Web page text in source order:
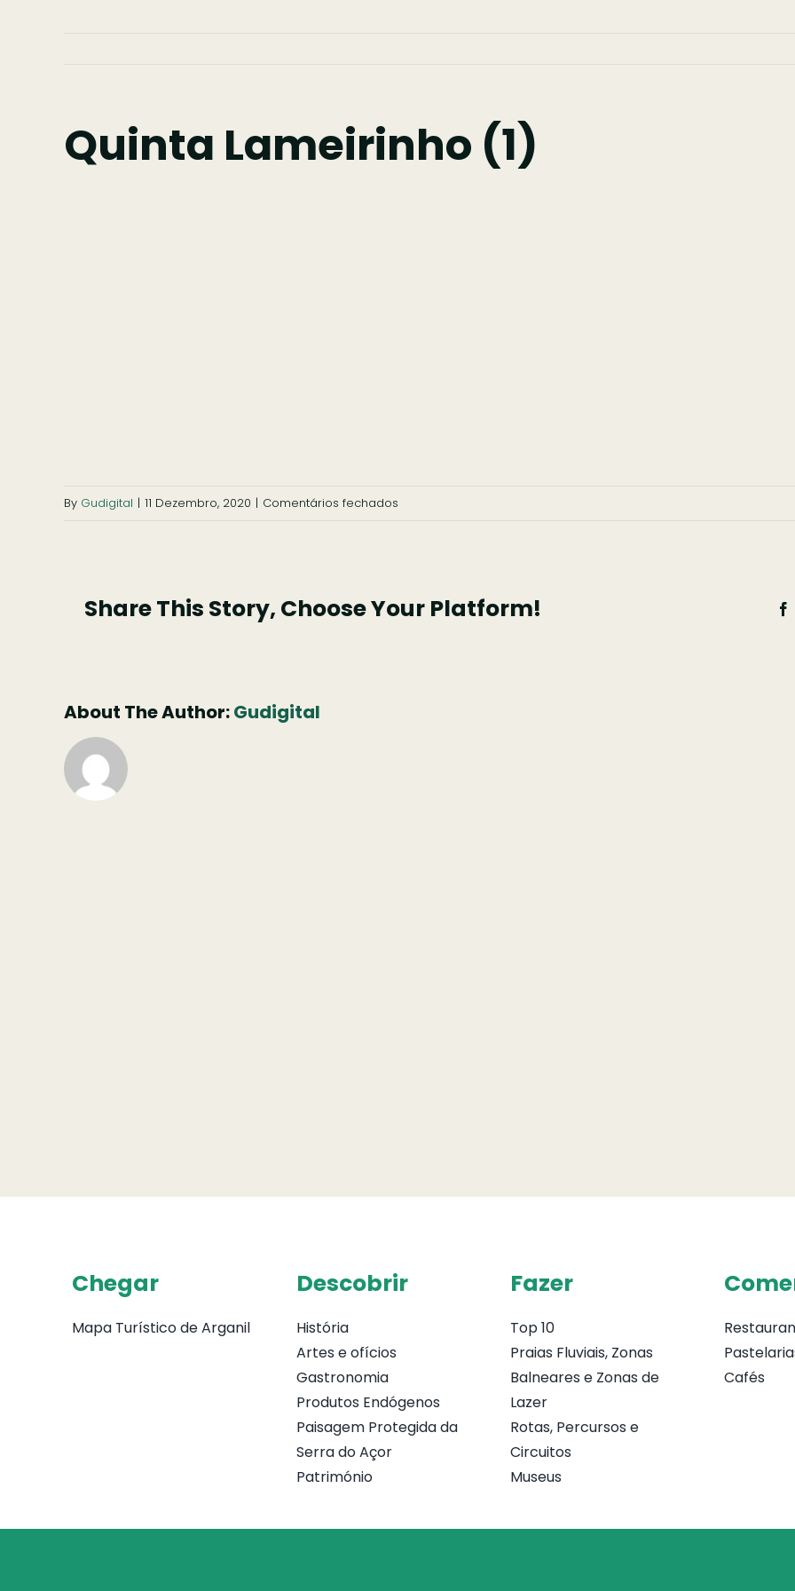
Quinta Lameirinho (1)
By Gudigital | 11 Dezembro, 2020 | Comentários fechados
Share This Story, Choose Your Platform!
About The Author:Gudigital
Chegar
Mapa Turístico de Arganil
Descobrir
História
Artes e ofícios
Gastronomia
Produtos Endógenos
Paisagem Protegida da
Serra do Açor
Património
Fazer
Top 10
Praias Fluviais, Zonas
Balneares e Zonas de
Lazer
Rotas, Percursos e
Circuitos
Museus
Cafés